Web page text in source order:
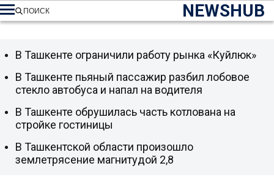
NEWSHUB
ПОИСК
В Ташкенте ограничили работу рынка «Куйлюк»
В Ташкенте пьяный пассажир разбил лобовое
стекло автобуса и напал на водителя
В Ташкенте обрушилась часть котлована на
стройке гостиницы
В Ташкентской области произошло
землетрясение магнитудой 2,8